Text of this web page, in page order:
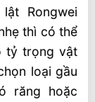
Rongwei
thì có thể
tỷ trọng vật
loại gầu
răng hoặc